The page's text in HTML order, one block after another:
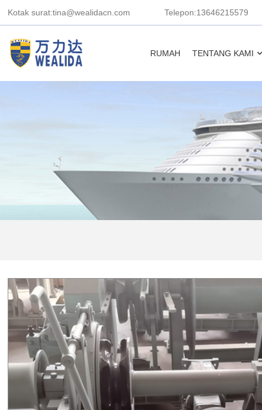
Kotak surat:tina@wealidacn.com Telepon:13646215579
RUMAH TENTANG KAMI